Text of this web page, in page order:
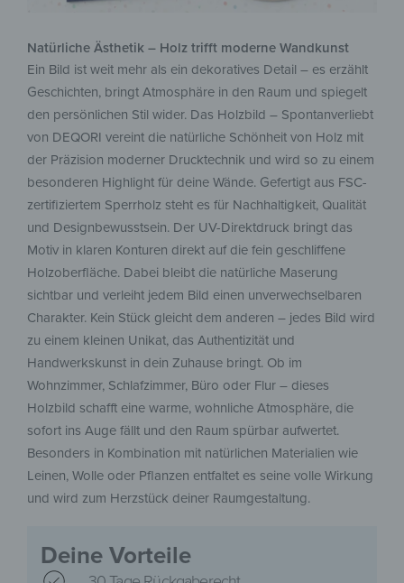
Natürliche Ästhetik – Holz trifft moderne Wandkunst
Ein Bild ist weit mehr als ein dekoratives Detail – es erzählt
Geschichten, bringt Atmosphäre in den Raum und spiegelt
den persönlichen Stil wider. Das Holzbild – Spontanverliebt
von DEQORI vereint die natürliche Schönheit von Holz mit
der Präzision moderner Drucktechnik und wird so zu einem
besonderen Highlight für deine Wände. Gefertigt aus FSC-
zertifiziertem Sperrholz steht es für Nachhaltigkeit, Qualität
und Designbewusstsein. Der UV-Direktdruck bringt das
Motiv in klaren Konturen direkt auf die fein geschliffene
Holzoberfläche. Dabei bleibt die natürliche Maserung
sichtbar und verleiht jedem Bild einen unverwechselbaren
Charakter. Kein Stück gleicht dem anderen – jedes Bild wird
zu einem kleinen Unikat, das Authentizität und
Handwerkskunst in dein Zuhause bringt. Ob im
Wohnzimmer, Schlafzimmer, Büro oder Flur – dieses
Holzbild schafft eine warme, wohnliche Atmosphäre, die
sofort ins Auge fällt und den Raum spürbar aufwertet.
Besonders in Kombination mit natürlichen Materialien wie
Leinen, Wolle oder Pflanzen entfaltet es seine volle Wirkung
und wird zum Herzstück deiner Raumgestaltung.
Deine Vorteile